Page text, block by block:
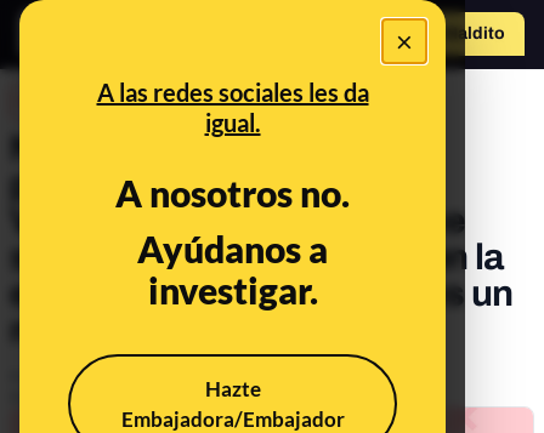
×
A las redes sociales les da
igual.
A nosotros no.
Ayúdanos a
investigar.
Hazte
Embajadora/Embajador
Hazte Maldito
No, esta foto en la que el
presidente de Ucrania,
Volodímir Zelenski, aparece
sujetando una camiseta con la
esvástica nazi no es real: es un
Publicado el
Actualizado el
Apr 22, 2022, 2:12:00 PM